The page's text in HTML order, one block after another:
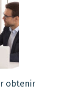
obtenir